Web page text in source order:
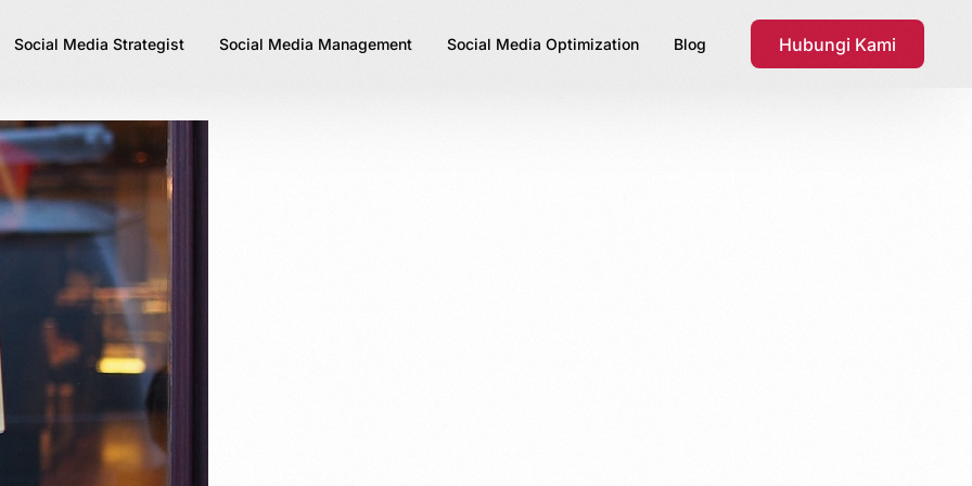
Social Media Strategist Social Media Management Social Media Optimization Blog Hubungi Kami